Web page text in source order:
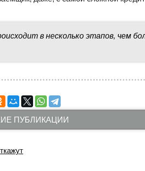
в несколько этапов, чем
ПУБЛИКАЦИИ